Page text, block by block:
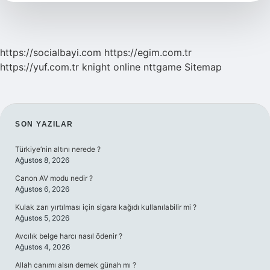
https://socialbayi.com https://egim.com.tr
https://yuf.com.tr knight online nttgame Sitemap
SIDEBAR
SON YAZILAR
Türkiye’nin altını nerede ?
Ağustos 8, 2026
Canon AV modu nedir ?
Ağustos 6, 2026
Kulak zarı yırtılması için sigara kağıdı kullanılabilir mi ?
Ağustos 5, 2026
Avcılık belge harcı nasıl ödenir ?
Ağustos 4, 2026
Allah canımı alsın demek günah mı ?